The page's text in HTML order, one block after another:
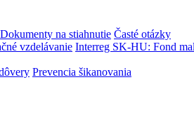
Dokumenty na stiahnutie Časté otázky
vzdelávanie Interreg SK-HU: Fond
Prevencia šikanovania